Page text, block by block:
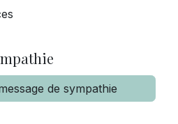
de sympathie